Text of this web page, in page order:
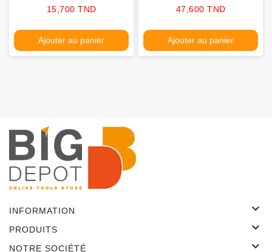
Prix
15,700 TND
Ajouter au panier
Prix
47,600 TND
Ajouter au panier
INFORMATION 
PRODUITS 
NOTRE SOCIÉTÉ 